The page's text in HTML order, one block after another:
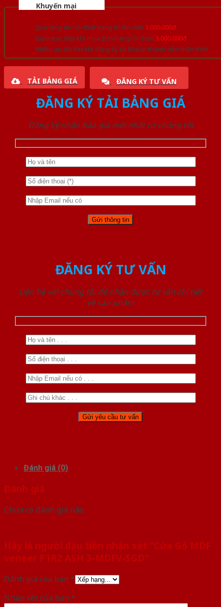
Khuyến mại
Quà tặng đồ nội thất trang trí lên đến 1.000.000đ
Giảm trực tiếp khi mua đơn hàng lớn hơn 3.000.000đ
Nhiều ưu đãi lớn khi đăng ký tài khoản thành viên thân thiết
TẢI BẢNG GIÁ ĐĂNG KÝ TƯ VẤN
ĐĂNG KÝ TẢI BẢNG GIÁ
Đăng ký nhận báo giá mới nhất từ chúng tôi
ĐĂNG KÝ TƯ VẤN
Liên hệ với chúng tôi để nhận được tư vấn chi tiết
về sản phẩm
Đánh giá (0)
Đánh giá
Chưa có đánh giá nào.
Hãy là người đầu tiên nhận xét “Cửa Gỗ MDF
veneer P1R2 ASH 3-MDFV-SGD”
Đánh giá của bạn *
Nhận xét của bạn *